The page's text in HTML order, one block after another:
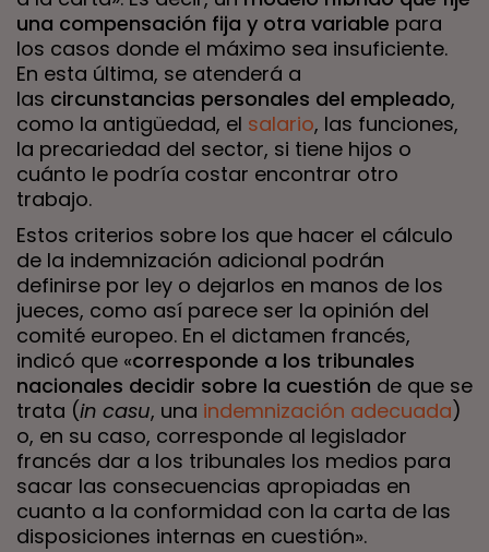
una compensación fija y otra variable para
los casos donde el máximo sea insuficiente.
En esta última, se atenderá a
las circunstancias personales del empleado,
como la antigüedad, el salario, las funciones,
la precariedad del sector, si tiene hijos o
cuánto le podría costar encontrar otro
trabajo.
Estos criterios sobre los que hacer el cálculo
de la indemnización adicional podrán
definirse por ley o dejarlos en manos de los
jueces, como así parece ser la opinión del
comité europeo. En el dictamen francés,
indicó que «corresponde a los tribunales
nacionales decidir sobre la cuestión de que se
trata (in casu, una indemnización adecuada)
o, en su caso, corresponde al legislador
francés dar a los tribunales los medios para
sacar las consecuencias apropiadas en
cuanto a la conformidad con la carta de las
disposiciones internas en cuestión».